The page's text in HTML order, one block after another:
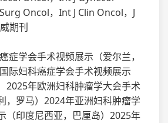
Oncol，Int J Clin Oncol，J
期刊
症学会手术视频展示（爱尔兰，
际妇科癌症学会手术视频展示
2025年欧洲妇科肿瘤学大会手术
，罗马）2024年亚洲妇科肿瘤学
（印度尼西亚，巴厘岛）2025年